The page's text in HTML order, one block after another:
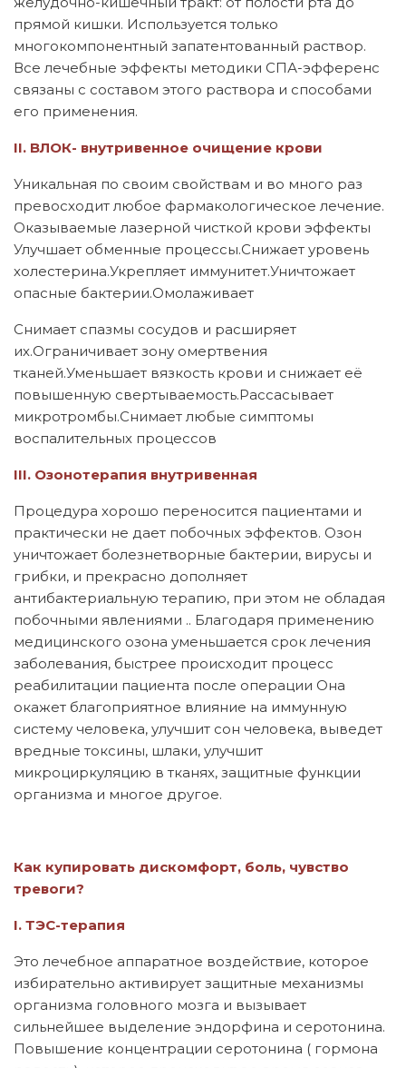
прямой кишки. Используется только
многокомпонентный запатентованный раствор.
Все лечебные эффекты методики СПА-эфференс
связаны с составом этого раствора и способами
его применения.
II. ВЛОК- внутривенное очищение крови
Уникальная по своим свойствам и во много раз
превосходит любое фармакологическое лечение.
Оказываемые лазерной чисткой крови эффекты
Улучшает обменные процессы.Снижает уровень
холестерина.Укрепляет иммунитет.Уничтожает
опасные бактерии.Омолаживает
Снимает спазмы сосудов и расширяет
их.Ограничивает зону омертвения
тканей.Уменьшает вязкость крови и снижает её
повышенную свертываемость.Рассасывает
микротромбы.Снимает любые симптомы
воспалительных процессов
III. Озонотерапия внутривенная
Процедура хорошо переносится пациентами и
практически не дает побочных эффектов. Озон
уничтожает болезнетворные бактерии, вирусы и
грибки, и прекрасно дополняет
антибактериальную терапию, при этом не обладая
побочными явлениями .. Благодаря применению
медицинского озона уменьшается срок лечения
заболевания, быстрее происходит процесс
реабилитации пациента после операции Она
окажет благоприятное влияние на иммунную
систему человека, улучшит сон человека, выведет
вредные токсины, шлаки, улучшит
микроциркуляцию в тканях, защитные функции
организма и многое другое.
Как купировать дискомфорт, боль, чувство
тревоги?
I. ТЭС-терапия
Это лечебное аппаратное воздействие, которое
избирательно активирует защитные механизмы
организма головного мозга и вызывает
сильнейшее выделение эндорфина и серотонина.
Повышение концентрации серотонина ( гормона